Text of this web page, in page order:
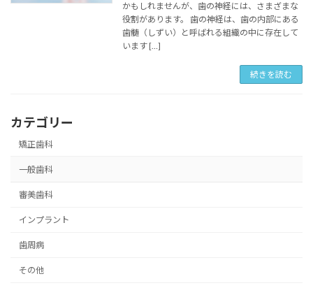
かもしれませんが、歯の神経には、さまざまな
役割があります。 歯の神経は、歯の内部にある
歯髄（しずい）と呼ばれる組織の中に存在して
います […]
続きを読む
カテゴリー
矯正歯科
一般歯科
審美歯科
インプラント
歯周病
その他